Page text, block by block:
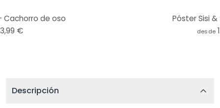
Cachorro de oso
€
Póster Sisi
desde
Descripción